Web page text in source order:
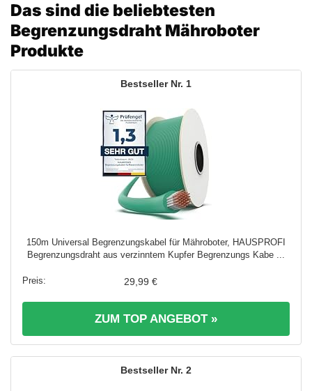
Das sind die beliebtesten
Begrenzungsdraht Mähroboter
Produkte
1
150m Universal Begrenzungskabel für Mähroboter, HAUSPROFI
Begrenzungsdraht aus verzinntem Kupfer Begrenzungs Kabe ...
29,99 €
ZUM TOP ANGEBOT »
2